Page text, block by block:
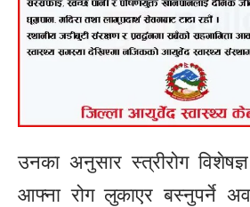
उनका अनुसार स्त्रीरोग
आफ्ना रोग लुकाएर बस्नुपर्ने